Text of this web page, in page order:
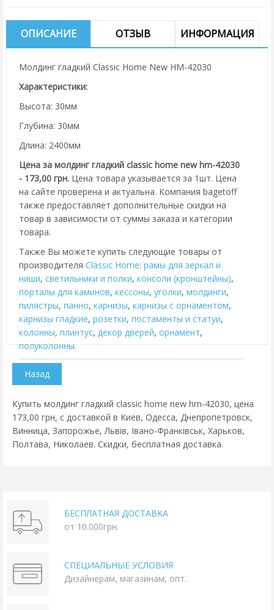
ОПИСАНИЕ ОТЗЫВ ИНФОРМАЦИЯ
Молдинг гладкий Classic Home New HM-42030
Характеристики:
Высота: 30мм
Глубина: 30мм
Длина: 2400мм
Цена за молдинг гладкий classic home new hm-42030
- 173,00 грн. Цена товара указывается за 1шт. Цена
на сайте проверена и актуальна. Компания bagetoff
также предоставляет дополнительные скидки на
товар в зависимости от суммы заказа и категории
товара.
Также Вы можете купить следующие товары от
производителя Classic Home: рамы для зеркал и
ниши, cветильники и полки, консоли (кронштейны),
порталы для каминов, кессоны, уголки, молдинги,
пилястры, панно, карнизы, карнизы с орнаментом,
карнизы гладкие, розетки, постаменты и статуи,
колонны, плинтус, декор дверей, орнамент,
полуколонны.
Купить молдинг гладкий classic home new hm-42030, цена
173,00 грн, с доставкой в Киев, Одесса, Днепропетровск,
Винница, Запорожье, Львів, Івано-Франківськ, Харьков,
Полтава, Николаев. Скидки, бесплатная доставка.
БЕСПЛАТНАЯ ДОСТАВКА
от 10.000грн.
СПЕЦИАЛЬНЫЕ УСЛОВИЯ
Дизайнерам, магазинам, опт.